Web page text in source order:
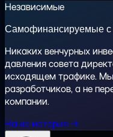
Независимые
Самофинансируемые
Никаких венчурных
давления совета
исходящем трафике.
разработчиков, а не
компании.
Наша история →